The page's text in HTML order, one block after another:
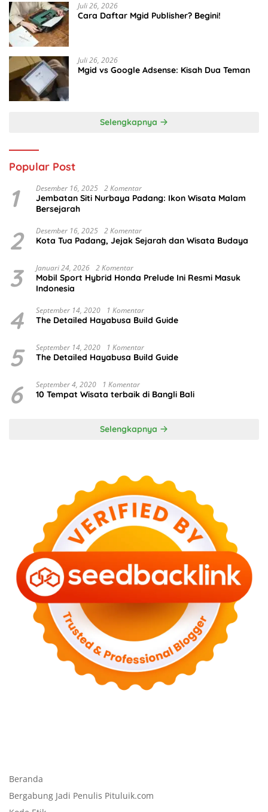
Juli 26, 2026
Cara Daftar Mgid Publisher? Begini!
Juli 26, 2026
Mgid vs Google Adsense: Kisah Dua Teman
Selengkapnya
Popular Post
1 Desember 16, 2025 2 Komentar
Jembatan Siti Nurbaya Padang: Ikon Wisata Malam
Bersejarah
2 Desember 16, 2025 2 Komentar
Kota Tua Padang, Jejak Sejarah dan Wisata Budaya
3 Januari 24, 2026 2 Komentar
Mobil Sport Hybrid Honda Prelude Ini Resmi Masuk
Indonesia
4 September 14, 2020 1 Komentar
The Detailed Hayabusa Build Guide
5 September 14, 2020 1 Komentar
The Detailed Hayabusa Build Guide
6 September 4, 2020 1 Komentar
10 Tempat Wisata terbaik di Bangli Bali
Selengkapnya
Beranda
Bergabung Jadi Penulis Pituluik.com